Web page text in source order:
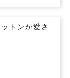
トンが愛さ